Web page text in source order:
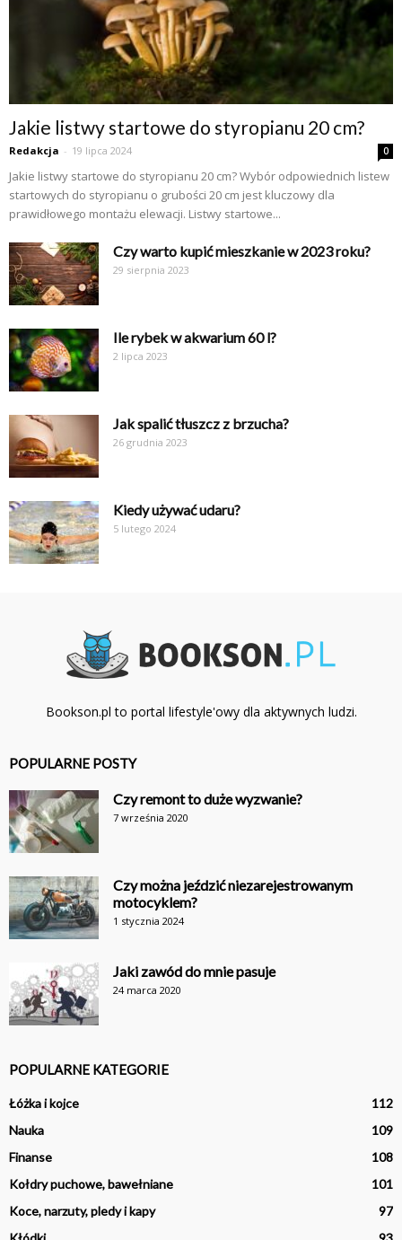
Jakie listwy startowe do styropianu 20 cm?
Redakcja - 19 lipca 2024 0
Jakie listwy startowe do styropianu 20 cm? Wybór odpowiednich listew
startowych do styropianu o grubości 20 cm jest kluczowy dla
prawidłowego montażu elewacji. Listwy startowe...
Czy warto kupić mieszkanie w 2023 roku?
29 sierpnia 2023
Ile rybek w akwarium 60 l?
2 lipca 2023
Jak spalić tłuszcz z brzucha?
26 grudnia 2023
Kiedy używać udaru?
5 lutego 2024
Bookson.pl to portal lifestyle'owy dla aktywnych ludzi.
POPULARNE POSTY
Czy remont to duże wyzwanie?
7 września 2020
Czy można jeździć niezarejestrowanym
motocyklem?
1 stycznia 2024
Jaki zawód do mnie pasuje
24 marca 2020
POPULARNE KATEGORIE
Łóżka i kojce
112
Nauka
109
Finanse
108
Kołdry puchowe, bawełniane
101
Koce, narzuty, pledy i kapy
97